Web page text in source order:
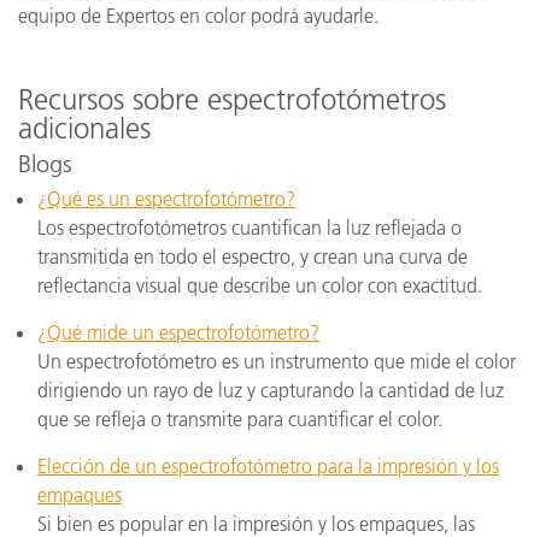
equipo de Expertos en color podrá ayudarle.
Recursos sobre espectrofotómetros
adicionales
Blogs
¿Qué es un espectrofotómetro?
Los espectrofotómetros cuantifican la luz reflejada o
transmitida en todo el espectro, y crean una curva de
reflectancia visual que describe un color con exactitud.
¿Qué mide un espectrofotómetro?
Un espectrofotómetro es un instrumento que mide el color
dirigiendo un rayo de luz y capturando la cantidad de luz
que se refleja o transmite para cuantificar el color.
Elección de un espectrofotómetro para la impresión y los
empaques
Si bien es popular en la impresión y los empaques, las